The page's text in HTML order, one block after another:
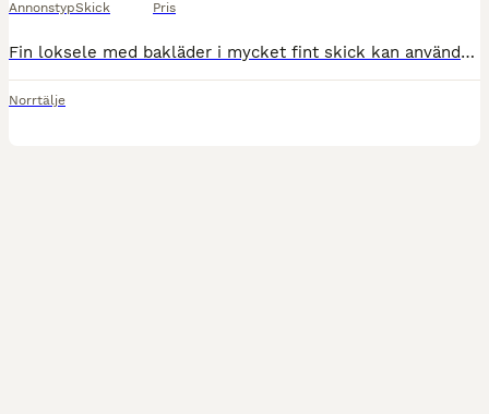
AnnonstypSkick Pris
Fin loksele med bakläder i mycket fint skick kan användas till Fjording eller D ponny. Kan skickas också
Norrtälje